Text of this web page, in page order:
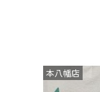
本八幡店